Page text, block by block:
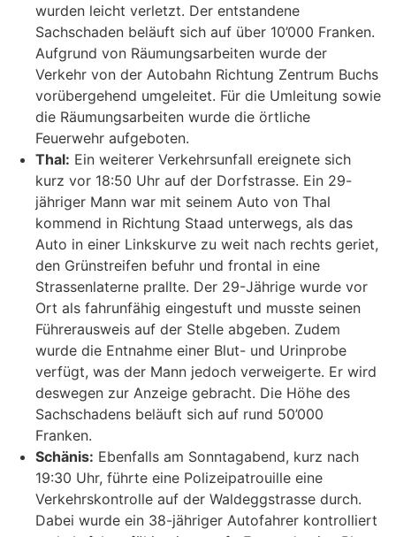
wurden leicht verletzt. Der entstandene
Sachschaden beläuft sich auf über 10’000 Franken.
Aufgrund von Räumungsarbeiten wurde der
Verkehr von der Autobahn Richtung Zentrum Buchs
vorübergehend umgeleitet. Für die Umleitung sowie
die Räumungsarbeiten wurde die örtliche
Feuerwehr aufgeboten.
Thal: Ein weiterer Verkehrsunfall ereignete sich
kurz vor 18:50 Uhr auf der Dorfstrasse. Ein 29-
jähriger Mann war mit seinem Auto von Thal
kommend in Richtung Staad unterwegs, als das
Auto in einer Linkskurve zu weit nach rechts geriet,
den Grünstreifen befuhr und frontal in eine
Strassenlaterne prallte. Der 29-Jährige wurde vor
Ort als fahrunfähig eingestuft und musste seinen
Führerausweis auf der Stelle abgeben. Zudem
wurde die Entnahme einer Blut- und Urinprobe
verfügt, was der Mann jedoch verweigerte. Er wird
deswegen zur Anzeige gebracht. Die Höhe des
Sachschadens beläuft sich auf rund 50’000
Franken.
Schänis: Ebenfalls am Sonntagabend, kurz nach
19:30 Uhr, führte eine Polizeipatrouille eine
Verkehrskontrolle auf der Waldeggstrasse durch.
Dabei wurde ein 38-jähriger Autofahrer kontrolliert